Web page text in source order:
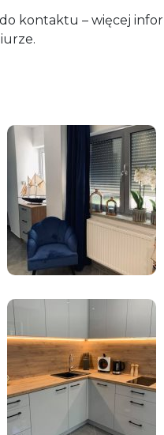
kontaktu – więcej